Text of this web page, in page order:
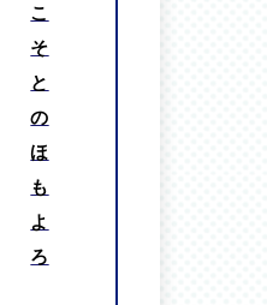
こ
そ
と
の
ほ
も
よ
ろ